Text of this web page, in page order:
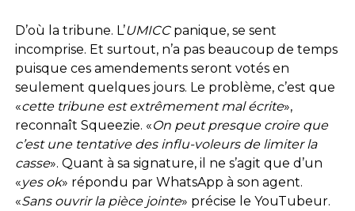
D’où la tribune. L’UMICCpanique, se sent
incomprise. Et surtout, n’a pas beaucoup de temps
puisque ces amendements seront votés en
seulement quelques jours. Le problème, c’est que
«cette tribune est extrêmement mal écrite»,
reconnaît Squeezie. «On peut presque croire que
c’est une tentative des influ-voleurs de limiter la
casse». Quant à sa signature, il ne s’agit que d’un
«yes ok» répondu par WhatsApp à son agent.
«Sans ouvrir la pièce jointe» précise le YouTubeur.